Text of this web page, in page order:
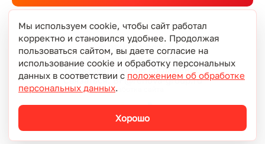
© РЕНОВА 2026
Политика защиты и обработки
Пользовательское соглашение
Связаться: BF@renova-group.ru
Разработка сайта
Мы используем cookie, чтобы сайт работал
корректно и становился удобнее. Продолжая
пользоваться сайтом, вы даете согласие на
использование cookie и обработку персональных
данных в соответствии с положением об обработке
персональных данных.
Хорошо